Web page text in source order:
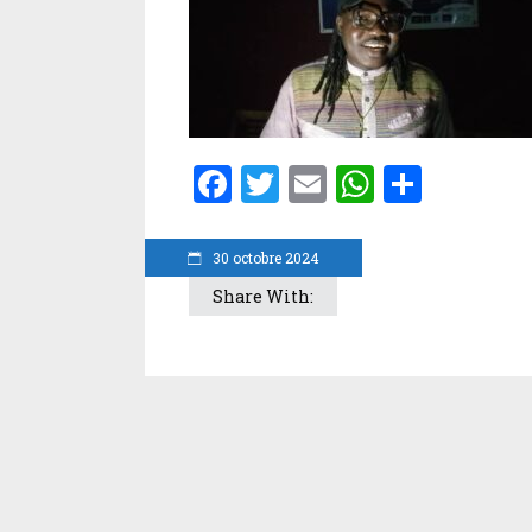
30 octobre 2024
Facebook
Twitter
Email
Share With: